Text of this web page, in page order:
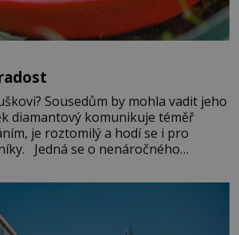
Sousedům by mohla vadit jeho
diamantový komunikuje téměř
je roztomilý a hodí se i pro
Jedná se o nenáročného
kde sbírá zbytky semínek Jeho
celá Austrálie s výjimkou